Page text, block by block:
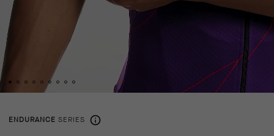
ENDURANCE SERIES